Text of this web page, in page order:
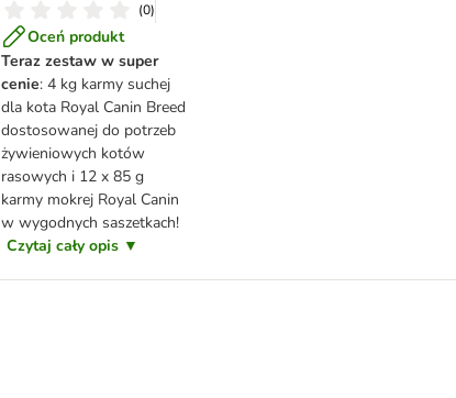
(0)
Oceń produkt
Teraz zestaw w super
cenie: 4 kg karmy suchej
dla kota Royal Canin Breed
dostosowanej do potrzeb
żywieniowych kotów
rasowych i 12 x 85 g
karmy mokrej Royal Canin
w wygodnych saszetkach!
Czytaj cały opis ▼